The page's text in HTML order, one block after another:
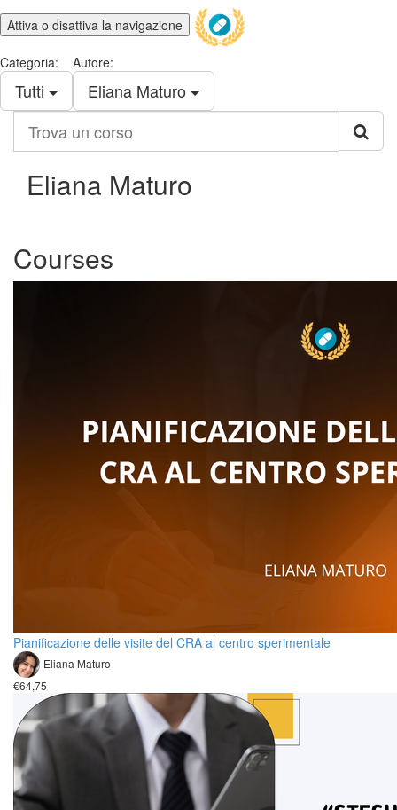
Attiva o disattiva la navigazione
Categoria:
Tutti
Autore:
Eliana Maturo
corso
Eliana Maturo
Courses
Pianificazione delle visite del CRA al centro sperimentale
Eliana Maturo
€64,75